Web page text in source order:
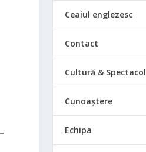
Ceaiul englezesc
Contact
Cultură & Spectacol
Cunoaștere
Echipa